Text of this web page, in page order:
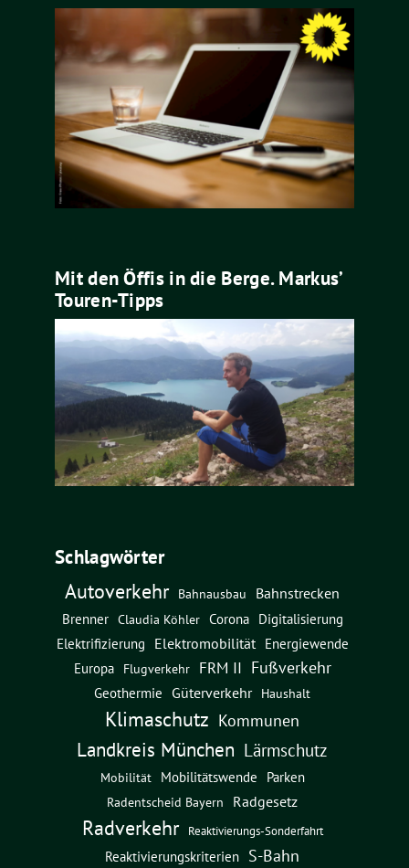
Mit den Öffis in die Berge. Markus’
Touren-Tipps
Schlagwörter
Autoverkehr Bahnausbau
Bahnstrecken
Brenner Claudia Köhler Corona
Digitalisierung
Elektrifizierung
Elektromobilität Energiewende
Europa Flugverkehr FRM II Fußverkehr
Geothermie Güterverkehr Haushalt
Klimaschutz Kommunen
Landkreis München Lärmschutz
Mobilität Mobilitätswende Parken
Radentscheid Bayern Radgesetz
Radverkehr Reaktivierungs-Sonderfahrt
Reaktivierungskriterien S-Bahn